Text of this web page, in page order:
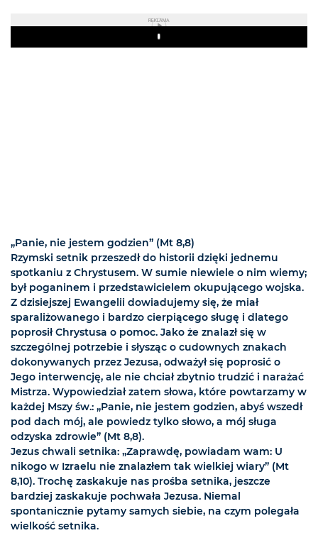
REKLAMA
Play
„Panie, nie jestem godzien” (Mt 8,8)
Rzymski setnik przeszedł do historii dzięki jednemu
spotkaniu z Chrystusem. W sumie niewiele o nim wiemy;
był poganinem i przedstawicielem okupującego wojska.
Z dzisiejszej Ewangelii dowiadujemy się, że miał
sparaliżowanego i bardzo cierpiącego sługę i dlatego
poprosił Chrystusa o pomoc. Jako że znalazł się w
szczególnej potrzebie i słysząc o cudownych znakach
dokonywanych przez Jezusa, odważył się poprosić o
Jego interwencję, ale nie chciał zbytnio trudzić i narażać
Mistrza. Wypowiedział zatem słowa, które powtarzamy w
każdej Mszy św.: „Panie, nie jestem godzien, abyś wszedł
pod dach mój, ale powiedz tylko słowo, a mój sługa
odzyska zdrowie” (Mt 8,8).
Jezus chwali setnika: „Zaprawdę, powiadam wam: U
nikogo w Izraelu nie znalazłem tak wielkiej wiary” (Mt
8,10). Trochę zaskakuje nas prośba setnika, jeszcze
bardziej zaskakuje pochwała Jezusa. Niemal
spontanicznie pytamy samych siebie, na czym polegała
wielkość setnika.